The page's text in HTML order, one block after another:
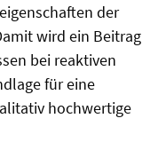
der
wird ein Beitrag
bei reaktiven
für eine
hochwertige